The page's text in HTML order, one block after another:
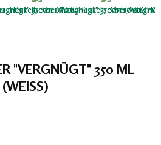
"VERGNÜGT" 350 ML
(WEISS)